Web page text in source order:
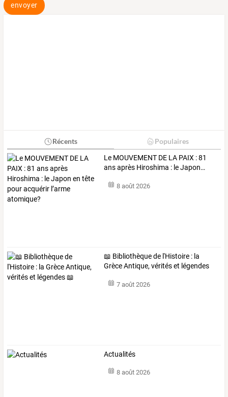
envoyer
Récents Populaires
Le MOUVEMENT DE LA PAIX :81
ansaprès Hiroshima : leJapon…
8 août 2026
📖 Bibliothèque de l'Histoire : la
Grèce Antique, vérités et légendes
7 août 2026
Actualités
8 août 2026